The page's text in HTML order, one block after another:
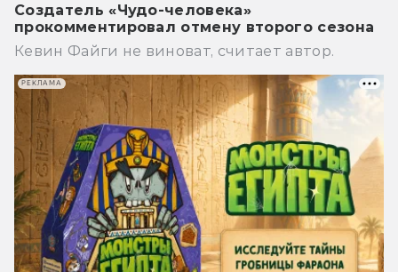
Создатель «Чудо-человека»
прокомментировал отмену второго сезона
Кевин Файги не виноват, считает автор.
РЕКЛАМА